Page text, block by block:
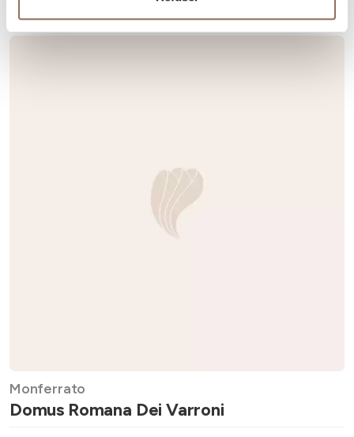
Monferrato
Domus Romana Dei Varroni